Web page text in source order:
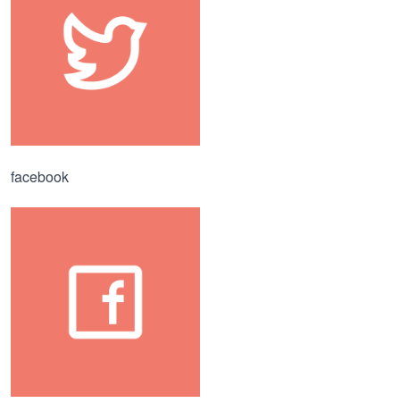
facebook